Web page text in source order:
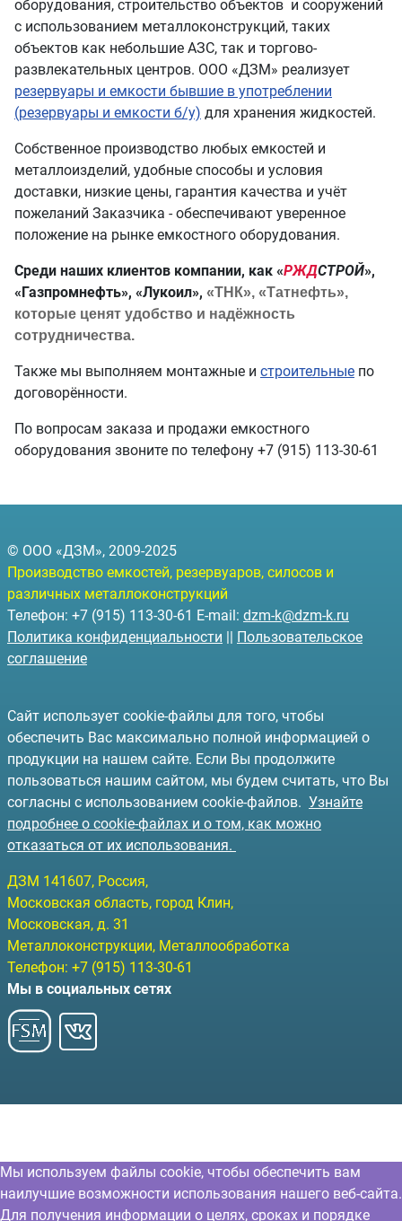
оборудования, строительство объектов и сооружений
с использованием металлоконструкций, таких
объектов как небольшие АЗС, так и торгово-
развлекательных центров. ООО «ДЗМ» реализует
резервуары и емкости бывшие в употреблении
(резервуары и емкости б/у) для хранения жидкостей.
Собственное производство любых емкостей и
металлоизделий, удобные способы и условия
доставки, низкие цены, гарантия качества и учёт
пожеланий Заказчика - обеспечивают уверенное
положение на рынке емкостного оборудования.
Среди наших клиентов компании, как «РЖДСТРОЙ»,
«Газпромнефть», «Лукоил», «ТНК», «Татнефть»,
которые ценят удобство и надёжность
сотрудничества.
Также мы выполняем монтажные и строительные по
договорённости.
По вопросам заказа и продажи емкостного
оборудования звоните по телефону +7 (915) 113-30-61
© ООО «ДЗМ», 2009-2025
Производство емкостей, резервуаров, силосов и
различных металлоконструкций
Телефон: +7 (915) 113-30-61 E-mail: dzm-k@dzm-k.ru
Политика конфиденциальности || Пользовательское
соглашение
Сайт использует cookie-файлы для того, чтобы
обеспечить Вас максимально полной информацией о
продукции на нашем сайте. Если Вы продолжите
пользоваться нашим сайтом, мы будем считать, что Вы
согласны с использованием cookie-файлов. Узнайте
подробнее о cookie-файлах и о том, как можно
отказаться от их использования.
ДЗМ 141607, Россия,
Московская область, город Клин,
Московская, д. 31
Металлоконструкции, Металлообработка
Телефон: +7 (915) 113-30-61
Мы в социальных сетях
Мы используем файлы cookie, чтобы обеспечить вам
наилучшие возможности использования нашего веб-сайта.
Для получения информации о целях, сроках и порядке